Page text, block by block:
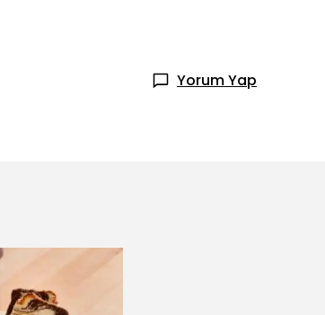
Yorum Yap